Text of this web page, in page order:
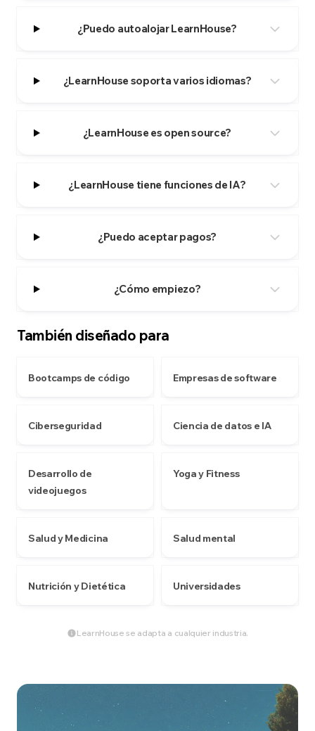
¿Puedo autoalojar LearnHouse?
¿LearnHouse soporta varios idiomas?
¿LearnHouse es open source?
¿LearnHouse tiene funciones de IA?
¿Puedo aceptar pagos?
¿Cómo empiezo?
También diseñado para
Bootcamps de código Empresas de software
Ciberseguridad Ciencia de datos e IA
Desarrollo de
videojuegos
Yoga y Fitness
Salud y Medicina Salud mental
Nutrición y Dietética Universidades
LearnHouse se adapta a cualquier industria.